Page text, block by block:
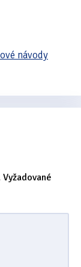
návody
Vyžadované